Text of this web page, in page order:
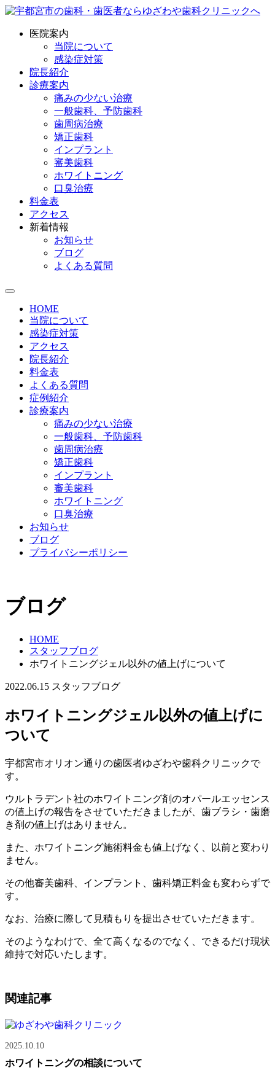
医院案内
当院について
感染症対策
院長紹介
診療案内
痛みの少ない治療
一般歯科、予防歯科
歯周病治療
矯正歯科
インプラント
審美歯科
ホワイトニング
口臭治療
料金表
アクセス
新着情報
お知らせ
ブログ
よくある質問
HOME
当院について
感染症対策
アクセス
院長紹介
料金表
よくある質問
症例紹介
診療案内
痛みの少ない治療
一般歯科、予防歯科
歯周病治療
矯正歯科
インプラント
審美歯科
ホワイトニング
口臭治療
お知らせ
ブログ
プライバシーポリシー
ブログ
HOME
スタッフブログ
ホワイトニングジェル以外の値上げについて
2022.06.15 スタッフブログ
ホワイトニングジェル以外の値上げに
ついて
宇都宮市オリオン通りの歯医者ゆざわや歯科クリニックで
す。
ウルトラデント社のホワイトニング剤のオパールエッセンス
の値上げの報告をさせていただきましたが、歯ブラシ・歯磨
き剤の値上げはありません。
また、ホワイトニング施術料金も値上げなく、以前と変わり
ません。
その他審美歯科、インプラント、歯科矯正料金も変わらずで
す。
なお、治療に際して見積もりを提出させていただきます。
そのようなわけで、全て高くなるのでなく、できるだけ現状
維持で対応いたします。
関連記事
2025.10.10
ホワイトニングの相談について